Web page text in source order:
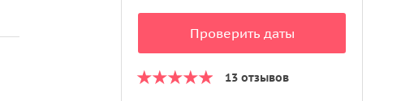
Проверить даты
13 отзывов